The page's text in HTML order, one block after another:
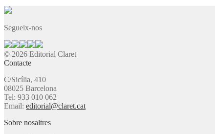
Segueix-nos
© 2026 Editorial Claret
Contacte
C/Sicília, 410
08025 Barcelona
Tel: 933 010 062
Email: editorial@claret.cat
Sobre nosaltres